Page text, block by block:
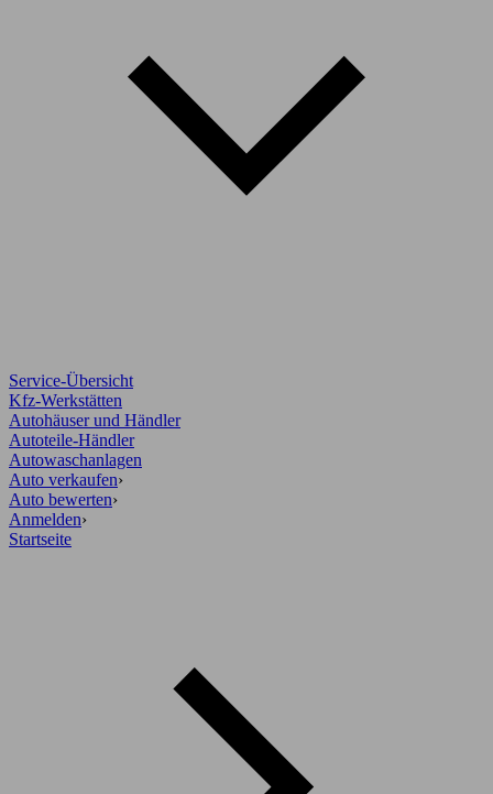
Service-Übersicht
Kfz-Werkstätten
Autohäuser und Händler
Autoteile-Händler
Autowaschanlagen
Auto verkaufen›
Auto bewerten›
Anmelden›
Startseite